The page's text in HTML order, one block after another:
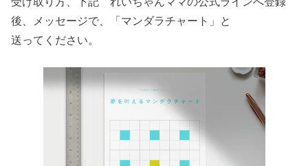
後、メッセージで、「マンダラチャート」と
送ってください。